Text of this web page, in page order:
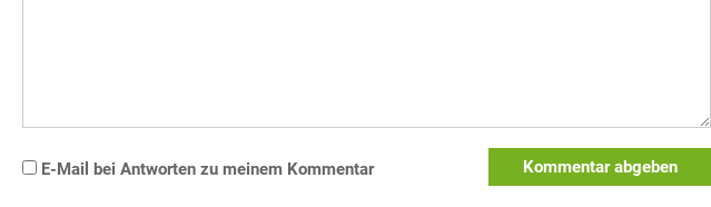
E-Mail bei Antworten zu meinem Kommentar Kommentar abgeben